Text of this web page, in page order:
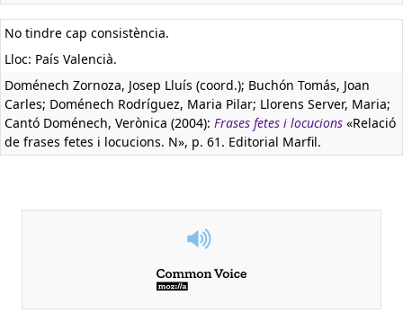
No tindre cap consistència.
Lloc: País Valencià.
Doménech Zornoza, Josep Lluís (coord.); Buchón Tomás, Joan
Carles; Doménech Rodríguez, Maria Pilar; Llorens Server, Maria;
Cantó Doménech, Verònica (2004): Frases fetes i locucions «Relació
de frases fetes i locucions. N», p. 61. Editorial Marfil.